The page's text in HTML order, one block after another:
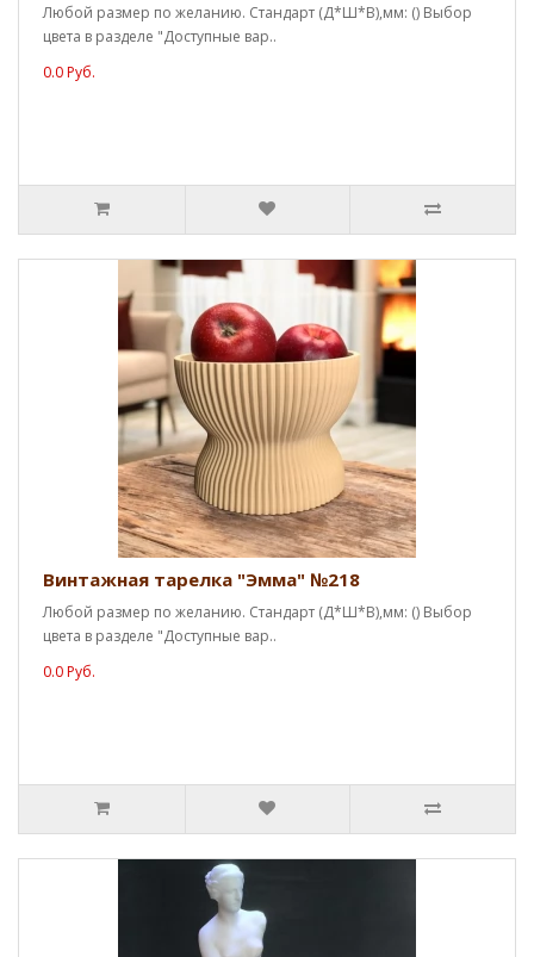
Любой размер по желанию. Стандарт (Д*Ш*В),мм: () Выбор
цвета в разделе "Доступные вар..
0.0 Руб.
Винтажная тарелка "Эмма" №218
Любой размер по желанию. Стандарт (Д*Ш*В),мм: () Выбор
цвета в разделе "Доступные вар..
0.0 Руб.